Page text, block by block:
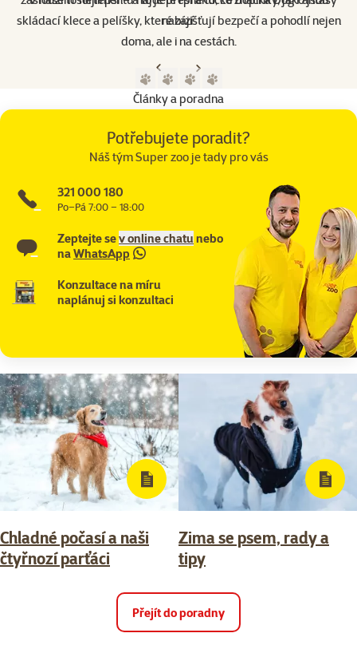
nabízí.
skládací klece a pelíšky, které zajišťují bezpečí a pohodlí nejen
doma, ale i na cestách.
Předchozí stranaNásledující strana
Články a poradna
Potřebujete poradit?
Náš tým Super zoo je tady pro vás
321 000 180
Po–Pá 7:00 – 18:00
Zeptejte sev online chatunebo
naWhatsApp
Konzultace na míru
naplánuj si konzultaci
Chladné počasí a naši
čtyřnozí parťáci
Zima se psem, rady a
tipy
Přejít do poradny